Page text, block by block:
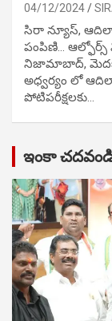
04/12/2024
సిరా న్యూస్,
పంపిణి…
నిజామాబాద్, మెదక్
అధ్వర్యం లో
పోటిప‌రీక్ష‌ల‌కు…
ఇంకా